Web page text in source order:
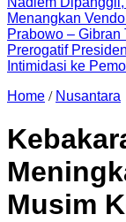
Menangkan
Prabowo –
Prerogatif
Intimidasi ke
Home / Nusantara
Musim